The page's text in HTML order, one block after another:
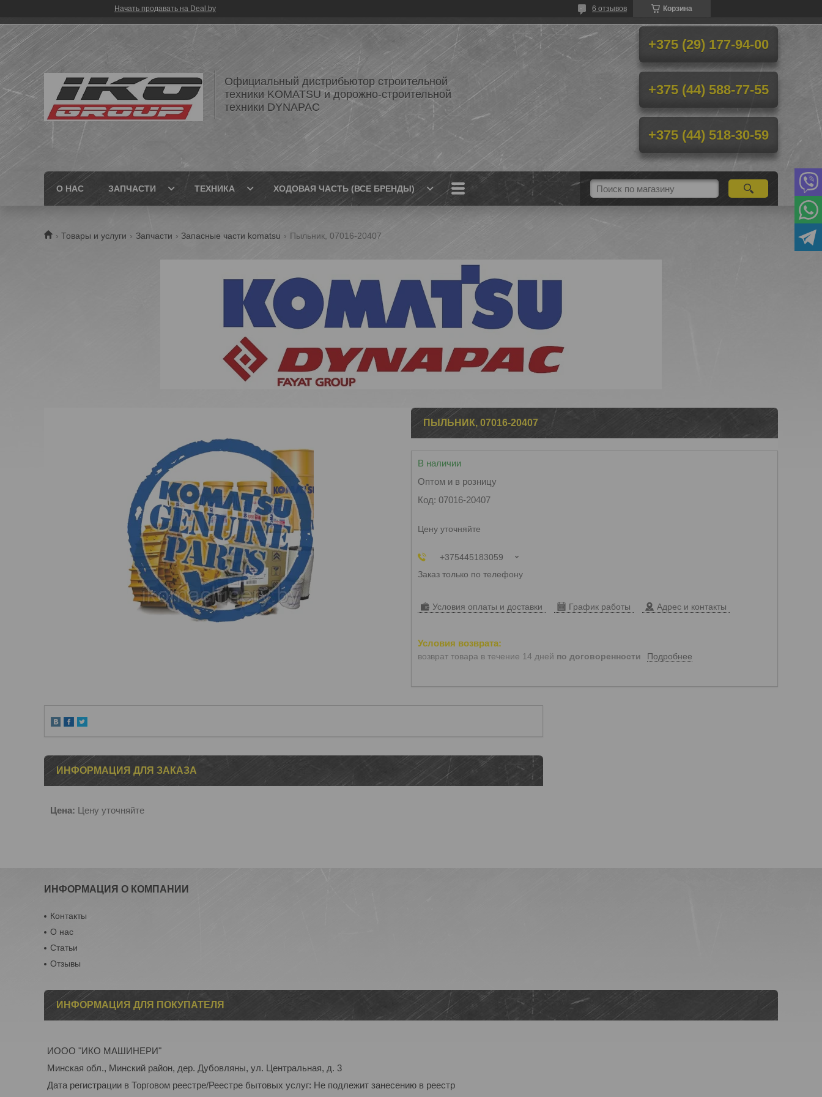
Начать продавать на Deal.by Корзина
6 отзывов
Официальный дистрибьютор строительной
техники KOMATSU и дорожно-строительной
техники DYNAPAC
+375 (29) 177-94-00
+375 (44) 588-77-55
+375 (44) 518-30-59
О НАС ЗАПЧАСТИ ТЕХНИКА ХОДОВАЯ ЧАСТЬ (ВСЕ БРЕНДЫ)
Товары и услуги Запчасти Запасные части komatsu Пыльник, 07016-20407
ПЫЛЬНИК, 07016-20407
В наличии
Оптом и в розницу
Код: 07016-20407
Цену уточняйте
+375445183059
Заказ только по телефону
Условия оплаты и доставки График работы Адрес и контакты
возврат товара в течение 14 дней по договоренности Подробнее
ИНФОРМАЦИЯ ДЛЯ ЗАКАЗА
Цена: Цену уточняйте
ИНФОРМАЦИЯ О КОМПАНИИ
Контакты
О нас
Статьи
Отзывы
ИНФОРМАЦИЯ ДЛЯ ПОКУПАТЕЛЯ
ИООО "ИКО МАШИНЕРИ"
Минская обл., Минский район, дер. Дубовляны, ул. Центральная, д. 3
Дата регистрации в Торговом реестре/Реестре бытовых услуг: Не подлежит занесению в реестр